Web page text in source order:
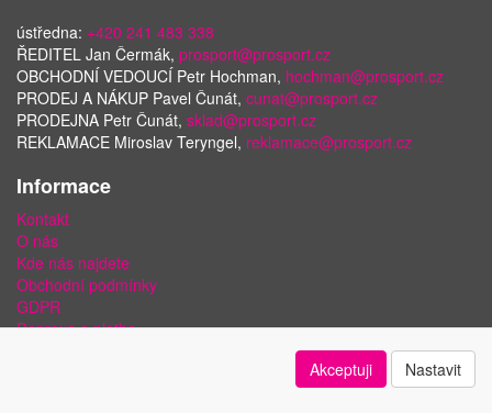
ústředna: +420 241 483 338
ŘEDITEL Jan Čermák, prosport@prosport.cz
OBCHODNÍ VEDOUCÍ Petr Hochman, hochman@prosport.cz
PRODEJ A NÁKUP Pavel Čunát, cunat@prosport.cz
PRODEJNA Petr Čunát, sklad@prosport.cz
REKLAMACE Miroslav Teryngel, reklamace@prosport.cz
Informace
Kontakt
O nás
Kde nás najdete
Obchodní podmínky
GDPR
Doprava a platba
Akceptuji Nastavit